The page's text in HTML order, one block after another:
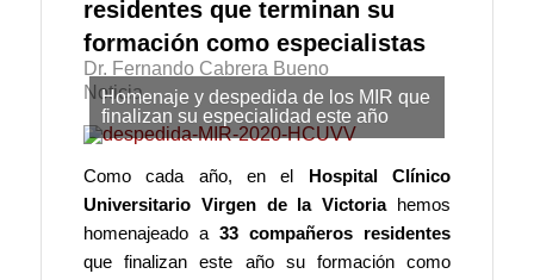
residentes que terminan su
formación como especialistas
Dr. Fernando Cabrera Bueno
Noticia
Homenaje y despedida de los MIR que
finalizan su especialidad este año
Como cada año, en el
Hospital Clínico
Universitario Virgen de la Victoriahemos
homenajeado a 33 compañeros residentes
que finalizan este año su formación como